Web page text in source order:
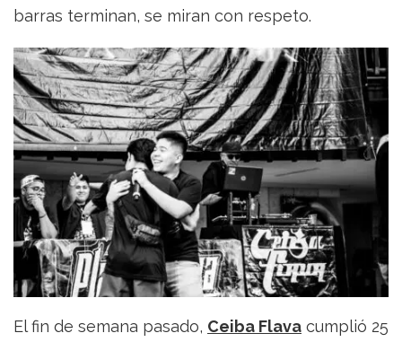
barras terminan, se miran con respeto.
El fin de semana pasado, Ceiba Flava cumplió 25